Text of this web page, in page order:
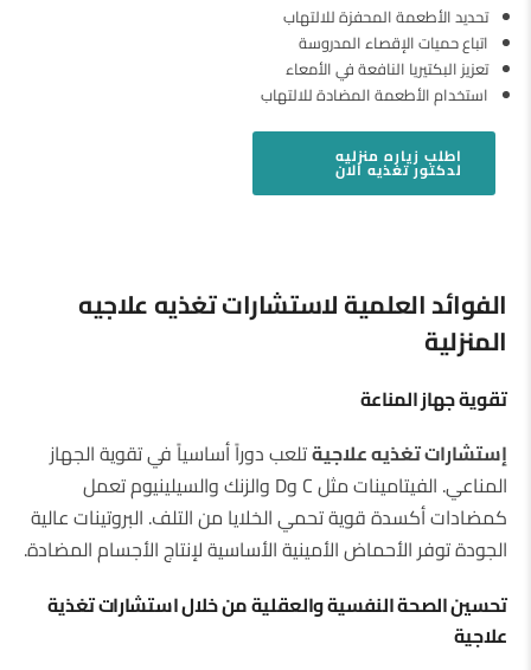
تحديد الأطعمة المحفزة للالتهاب
اتباع حميات الإقصاء المدروسة
تعزيز البكتيريا النافعة في الأمعاء
استخدام الأطعمة المضادة للالتهاب
اطلب زياره منزليه
لدكتور تغذيه الان
الفوائد العلمية لاستشارات تغذيه علاجيه
المنزلية
تقوية جهاز المناعة
إستشارات تغذيه علاجيةتلعب دوراً أساسياً في تقوية الجهاز
المناعي. الفيتامينات مثل C وD والزنك والسيلينيوم تعمل
كمضادات أكسدة قوية تحمي الخلايا من التلف. البروتينات عالية
الجودة توفر الأحماض الأمينية الأساسية لإنتاج الأجسام المضادة.
تحسين الصحة النفسية والعقلية من خلال استشارات تغذية
علاجية